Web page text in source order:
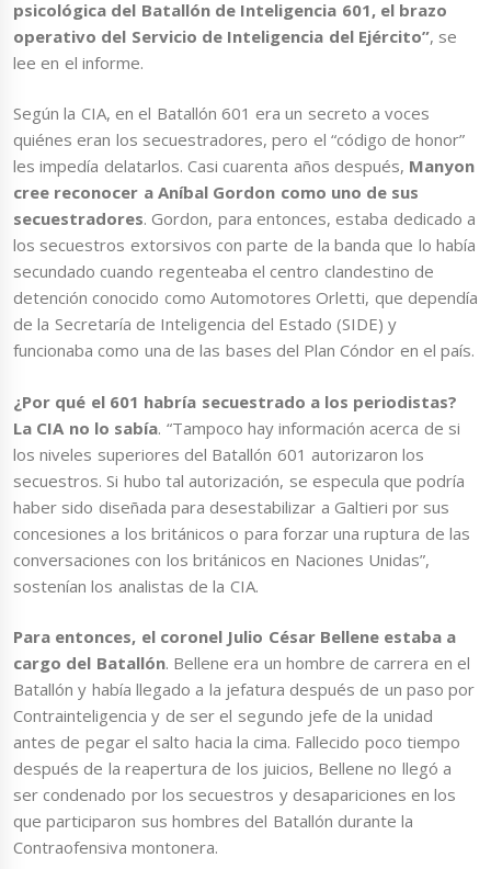
psicológica del Batallón de Inteligencia 601, el brazo
operativo del Servicio de Inteligencia del Ejército”, se
lee en el informe.
Según la CIA, en el Batallón 601 era un secreto a voces
quiénes eran los secuestradores, pero el “código de honor”
les impedía delatarlos. Casi cuarenta años después, Manyon
cree reconocer a Aníbal Gordon como uno de sus
secuestradores. Gordon, para entonces, estaba dedicado a
los secuestros extorsivos con parte de la banda que lo había
secundado cuando regenteaba el centro clandestino de
detención conocido como Automotores Orletti, que dependía
de la Secretaría de Inteligencia del Estado (SIDE) y
funcionaba como una de las bases del Plan Cóndor en el país.
¿Por qué el 601 habría secuestrado a los periodistas?
La CIA no lo sabía. “Tampoco hay información acerca de si
los niveles superiores del Batallón 601 autorizaron los
secuestros. Si hubo tal autorización, se especula que podría
haber sido diseñada para desestabilizar a Galtieri por sus
concesiones a los británicos o para forzar una ruptura de las
conversaciones con los británicos en Naciones Unidas”,
sostenían los analistas de la CIA.
Para entonces, el coronel Julio César Bellene estaba a
cargo del Batallón. Bellene era un hombre de carrera en el
Batallón y había llegado a la jefatura después de un paso por
Contrainteligencia y de ser el segundo jefe de la unidad
antes de pegar el salto hacia la cima. Fallecido poco tiempo
después de la reapertura de los juicios, Bellene no llegó a
ser condenado por los secuestros y desapariciones en los
que participaron sus hombres del Batallón durante la
Contraofensiva montonera.